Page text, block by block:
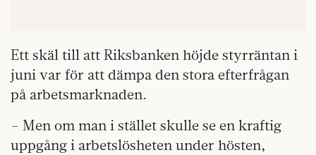
Ett skäl till att Riksbanken höjde styrräntan i
juni var för att dämpa den stora efterfrågan
på arbetsmarknaden.
– Men om man i stället skulle se en kraftig
uppgång i arbetslösheten under hösten,